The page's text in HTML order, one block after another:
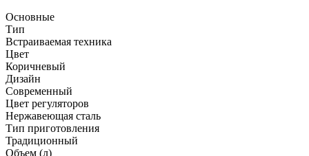
Основные
Тип
Встраиваемая техника
Цвет
Коричневый
Дизайн
Современный
Цвет регуляторов
Нержавеющая сталь
Тип приготовления
Традиционный
Объем (л)